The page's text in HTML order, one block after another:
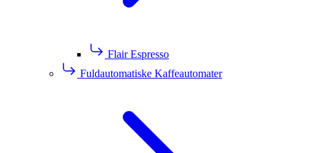
Flair Espresso
Fuldautomatiske Kaffeautomater